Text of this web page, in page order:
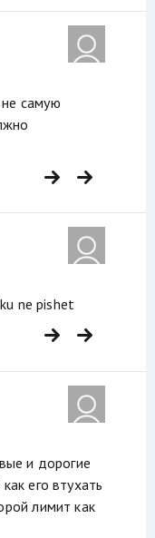
самую
ne pishet
и дорогие
его втухать
лимит как